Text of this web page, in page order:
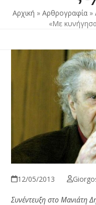
Αρχική » Αρθρογραφία »
«Με
12/05/2013
Συνέντευξη στο Μανιάτη